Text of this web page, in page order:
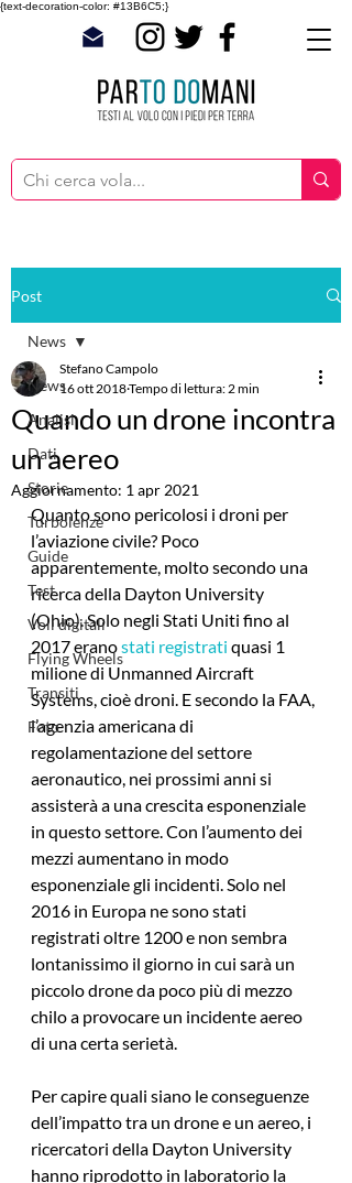
{text-decoration-color: #13B6C5;}
Post
News
Analisi
Dati
Storie
Turbolenze
Guide
Test
Voli digitali
Flying Wheels
Transiti
Foto
News
Quando un drone incontra
un aereo
Stefano Campolo
16 ott 2018Tempo di lettura: 2 min
Aggiornamento: 1 apr 2021
Quanto sono pericolosi i droni per
l’aviazione civile? Poco
apparentemente, molto secondo una
ricerca della Dayton University
(Ohio). Solo negli Stati Uniti fino al
2017 erano stati registrati quasi 1
milione di Unmanned Aircraft
Systems, cioè droni. E secondo la FAA,
l’agenzia americana di
regolamentazione del settore
aeronautico, nei prossimi anni si
assisterà a una crescita esponenziale
in questo settore. Con l’aumento dei
mezzi aumentano in modo
esponenziale gli incidenti. Solo nel
2016 in Europa ne sono stati
registrati oltre 1200 e non sembra
lontanissimo il giorno in cui sarà un
piccolo drone da poco più di mezzo
chilo a provocare un incidente aereo
di una certa serietà.
Per capire quali siano le conseguenze
dell’impatto tra un drone e un aereo, i
ricercatori della Dayton University
hanno riprodotto in laboratorio la